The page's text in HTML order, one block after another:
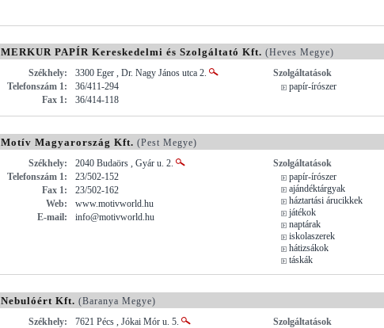
MERKUR PAPÍR Kereskedelmi és Szolgáltató Kft. (Heves Megye)
Székhely:
3300 Eger , Dr. Nagy János utca 2.
Telefonszám 1:
36/411-294
Fax 1:
36/414-118
Szolgáltatások
papír-írószer
Motív Magyarország Kft. (Pest Megye)
Székhely:
2040 Budaörs , Gyár u. 2.
Telefonszám 1:
23/502-152
Fax 1:
23/502-162
Web:
www.motivworld.hu
E-mail:
info@motivworld.hu
Szolgáltatások
papír-írószer
ajándéktárgyak
háztartási árucikkek
játékok
naptárak
iskolaszerek
hátizsákok
táskák
Nebulóért Kft. (Baranya Megye)
Székhely:
7621 Pécs , Jókai Mór u. 5.
Szolgáltatások